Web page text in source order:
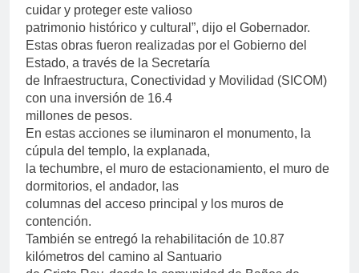
cuidar y proteger este valioso
patrimonio histórico y cultural”, dijo el Gobernador.
Estas obras fueron realizadas por el Gobierno del
Estado, a través de la Secretaría
de Infraestructura, Conectividad y Movilidad (SICOM)
con una inversión de 16.4
millones de pesos.
En estas acciones se iluminaron el monumento, la
cúpula del templo, la explanada,
la techumbre, el muro de estacionamiento, el muro de
dormitorios, el andador, las
columnas del acceso principal y los muros de
contención.
También se entregó la rehabilitación de 10.87
kilómetros del camino al Santuario